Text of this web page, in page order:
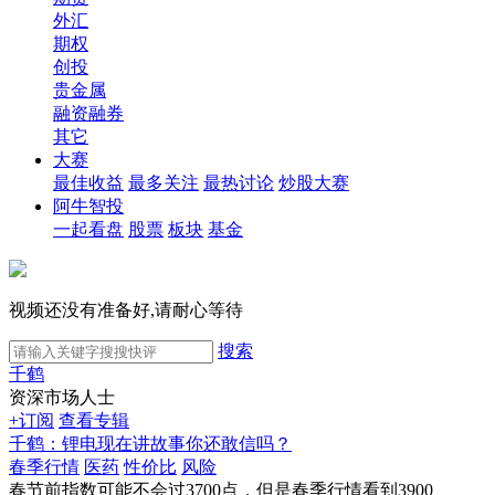
外汇
期权
创投
贵金属
融资融券
其它
大赛
最佳收益 最多关注 最热讨论 炒股大赛
阿牛智投
一起看盘 股票 板块 基金
视频还没有准备好,请耐心等待
搜索
千鹤
资深市场人士
+订阅 查看专辑
千鹤：锂电现在讲故事你还敢信吗？
春季行情 医药 性价比 风险
春节前指数可能不会过3700点，但是春季行情看到3900